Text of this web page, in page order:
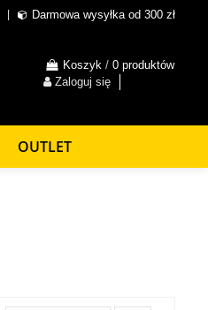
Darmowa wysyłka od 300 zł
Koszyk / 0 produktów
Zaloguj się
OUTLET